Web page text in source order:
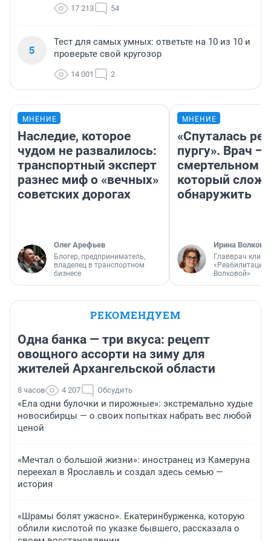
17 213 54
5
Тест для самых умных: ответьте на 10 из 10 и
проверьте свой кругозор
14 001 2
МНЕНИЕ
Наследие, которое
чудом не развалилось:
транспортный эксперт
разнес миф о «вечных»
советских дорогах
Олег Арефьев
Блогер, предприниматель,
владелец в транспортном
бизнесе
МНЕНИЕ
«Спуталась
пургу». Врач —
смертельном
который
обнаружить
Ирина Волкова
Главврач
«Реабилитация
Волковой»
РЕКОМЕНДУЕМ
Одна банка — три вкуса: рецепт
овощного ассорти на зиму для
жителей Архангельской области
8 часов 4 207 Обсудить
«Ела одни булочки и пирожные»: экстремально худые
новосибирцы — о своих попытках набрать вес любой
ценой
«Мечтал о большой жизни»: иностранец из Камеруна
переехал в Ярославль и создал здесь семью —
история
«Шрамы болят ужасно». Екатеринбурженка, которую
облили кислотой по указке бывшего, рассказала о